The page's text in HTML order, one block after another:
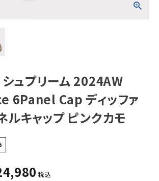
リーブ
ナー
ー
ツ
ュプリーム 2024AW
Cap ディッファ
ルキャップ ピンクカモ
税込